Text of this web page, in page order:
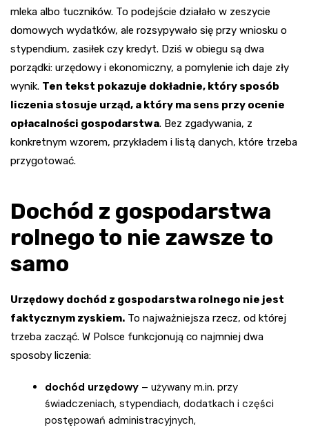
mleka albo tuczników. To podejście działało w zeszycie
domowych wydatków, ale rozsypywało się przy wniosku o
stypendium, zasiłek czy kredyt. Dziś w obiegu są dwa
porządki: urzędowy i ekonomiczny, a pomylenie ich daje zły
wynik. Ten tekst pokazuje dokładnie, który sposób
liczenia stosuje urząd, a który ma sens przy ocenie
opłacalności gospodarstwa. Bez zgadywania, z
konkretnym wzorem, przykładem i listą danych, które trzeba
przygotować.
Dochód z gospodarstwa
rolnego to nie zawsze to
samo
Urzędowy dochód z gospodarstwa rolnego nie jest
faktycznym zyskiem. To najważniejsza rzecz, od której
trzeba zacząć. W Polsce funkcjonują co najmniej dwa
sposoby liczenia:
dochód urzędowy – używany m.in. przy
świadczeniach, stypendiach, dodatkach i części
postępowań administracyjnych,